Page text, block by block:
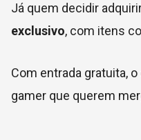
Já quem decidir
exclusivo, com itens
Com entrada gratuita,
gamer que querem